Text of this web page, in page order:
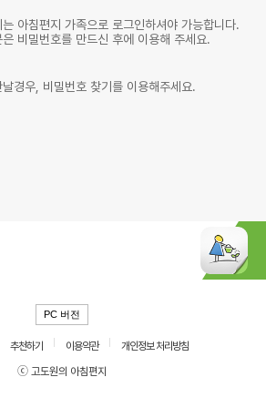
아침편지 가족으로 로그인하셔야 가능합니다.
비밀번호를 만드신 후에 이용해 주세요.
경우, 비밀번호 찾기를 이용해주세요.
PC 버전
추천하기 이용약관
개인정보 처리방침
ⓒ 고도원의 아침편지